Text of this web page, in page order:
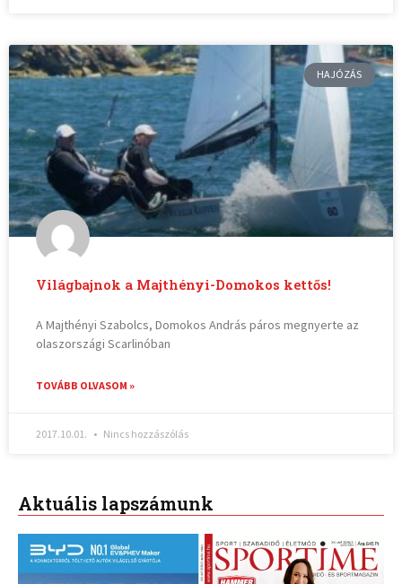
HAJÓZÁS
Világbajnok a Majthényi-Domokos kettős!
A Majthényi Szabolcs, Domokos András páros megnyerte az
olaszországi Scarlinóban
TOVÁBB OLVASOM »
2017.10.01. Nincs hozzászólás
Aktuális lapszámunk